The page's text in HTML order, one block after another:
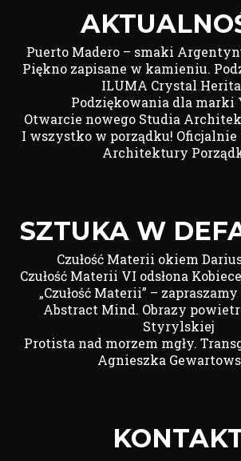
Puerto Madero – smaki
Piękno zapisane w kamieniu.
ILUMA Crystal
Podziękowania dla marki
Otwarcie nowego Studia
I wszystko w porządku!
Architektury
SZTUKA W
Czułość Materii okiem
Czułość Materii VI odsłona
„Czułość Materii” –
Abstract Mind. Obrazy
Styrylskiej
Protista nad morzem mgły.
Agnieszka